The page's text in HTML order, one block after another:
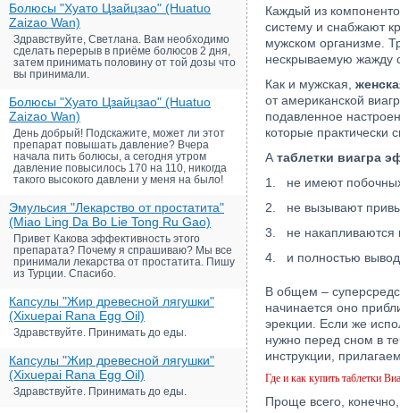
Болюсы "Хуато Цзайцзао" (Huatuo
Zaizao Wan)
Здравствуйте, Светлана. Вам необходимо
сделать перерыв в приёме болюсов 2 дня,
затем принимать половину от той дозы что
вы принимали.
Болюсы "Хуато Цзайцзао" (Huatuo
Zaizao Wan)
День добрый! Подскажите, может ли этот
препарат повышать давление? Вчера
начала пить болюсы, а сегодня утром
давление повысилось 170 на 110, никогда
такого высокого давлени у меня на было!
Эмульсия "Лекарство от простатита"
(Miao Ling Da Bo Lie Tong Ru Gao)
Привет Какова эффективность этого
препарата? Почему я спрашиваю? Мы все
принимали лекарства от простатита. Пишу
из Турции. Спасибо.
Капсулы "Жир древесной лягушки"
(Xixuepai Rana Egg Oil)
Здравствуйте. Принимать до еды.
Капсулы "Жир древесной лягушки"
(Xixuepai Rana Egg Oil)
Здравствуйте. Принимать до еды.
Каждый из
систему и снабжают
мужском организме.
нескрываемую жажду
Как и мужская,
от американской
подавленное
которые практически
А таблетки виагра
1. не имеют
2. не вызывают
3. не накапливаются
4. и полностью
В общем –
начинается оно
эрекции. Если же
нужно перед сном в
инструкции,
Где и как купить таблетки
Проще всего,